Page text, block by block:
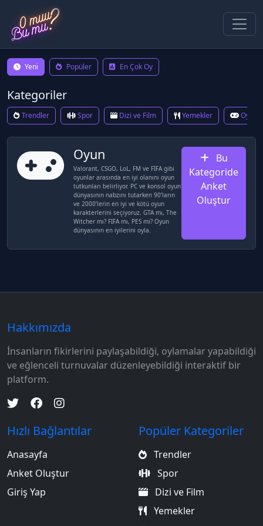
Yeni Popüler En Çok Oy
Kategoriler
Trendler Spor Dizi ve Film Yemekler Oyun
Oyun
Valorant, CSGO, LoL, FM ve FIFA gibi
oyunlar arasında en iyi olanını oyun
tutkunları belirliyor. PC ve konsol oyun
dünyasının nabzını tutarken 90’ların
ve 2000’lerin en iyi ve kötü oyun
karakterlerini seçiyoruz. GTA mı, The
Witcher mı? FIFA mı, PES mi? Oyun
dünyasının en iyilerini oyla.
Bu
Kategoride
Anket
Oluştur
Hakkımızda
İnsanların fikirlerini paylaşabildiği, oylamalar yapabildiği
ve eğlenceli turnuvalar düzenleyebildiği interaktif bir
platform.
Hızlı Bağlantılar
Anasayfa
Anket Oluştur
Giriş Yap
Popüler Kategoriler
Trendler
Spor
Dizi ve Film
Yemekler